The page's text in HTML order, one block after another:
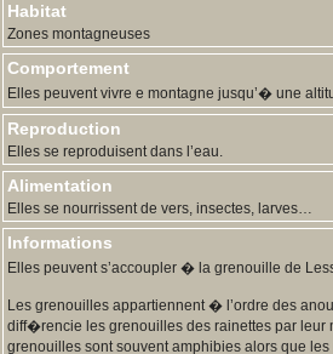
Habitat
Zones montagneuses
Comportement
Elles peuvent vivre e montagne jusqu’� une
Reproduction
Elles se reproduisent dans l’eau.
Alimentation
Elles se nourrissent de vers, insectes, larves…
Informations
Elles peuvent s’accoupler � la grenouille de
Les grenouilles appartiennent � l’ordre des
diff�rencie les grenouilles des rainettes par leur
grenouilles sont souvent amphibies alors que